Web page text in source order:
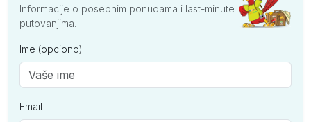
Informacije o posebnim ponudama i last-minute
putovanjima.
Ime (opciono)
Email